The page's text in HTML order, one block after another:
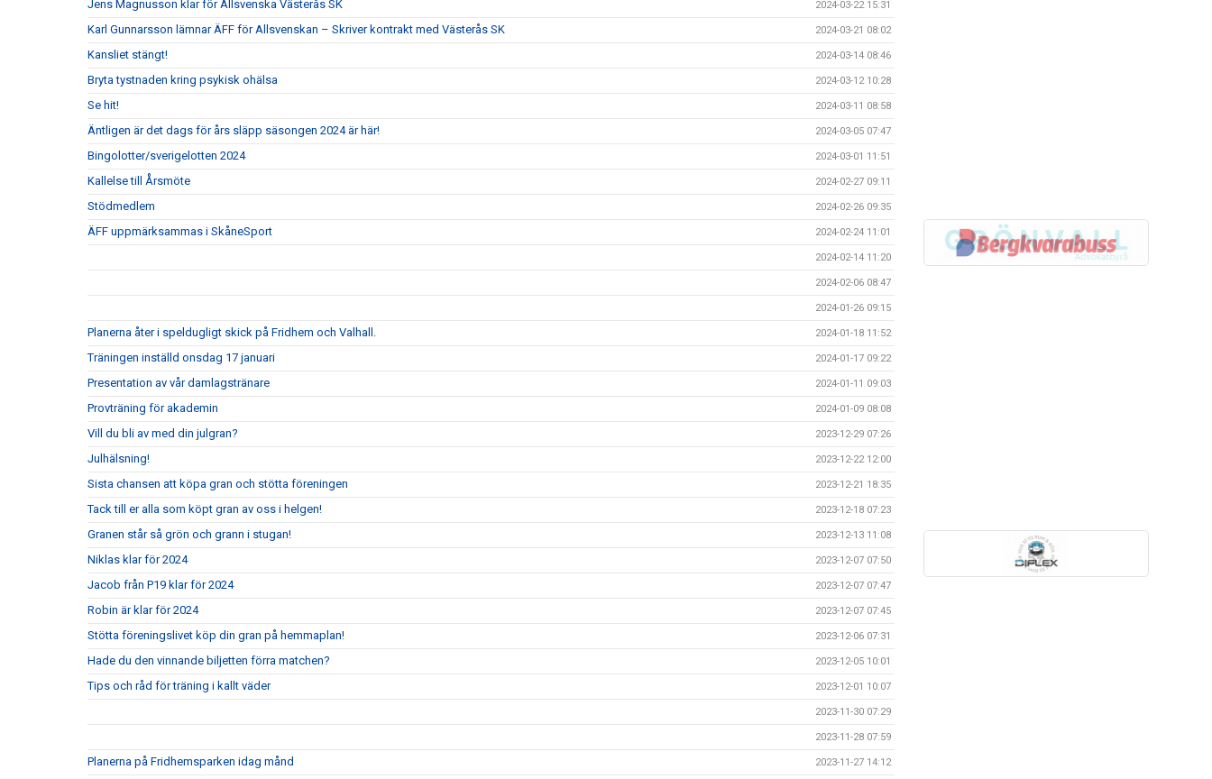
Jens Magnusson klar för Allsvenska Västerås SK 2024-03-22 15:31
Karl Gunnarsson lämnar ÄFF för Allsvenskan – Skriver kontrakt med Västerås SK 2024-03-21 08:02
Kansliet stängt! 2024-03-14 08:46
Bryta tystnaden kring psykisk ohälsa 2024-03-12 10:28
Se hit! 2024-03-11 08:58
Äntligen är det dags för års släpp säsongen 2024 är här! 2024-03-05 07:47
Bingolotter/sverigelotten 2024 2024-03-01 11:51
Kallelse till Årsmöte 2024-02-27 09:11
Stödmedlem 2024-02-26 09:35
ÄFF uppmärksammas i SkåneSport 2024-02-24 11:01
2024-02-14 11:20
2024-02-06 08:47
2024-01-26 09:15
Planerna åter i speldugligt skick på Fridhem och Valhall. 2024-01-18 11:52
Träningen inställd onsdag 17 januari 2024-01-17 09:22
Presentation av vår damlagstränare 2024-01-11 09:03
Provträning för akademin 2024-01-09 08:08
Vill du bli av med din julgran? 2023-12-29 07:26
Julhälsning! 2023-12-22 12:00
Sista chansen att köpa gran och stötta föreningen 2023-12-21 18:35
Tack till er alla som köpt gran av oss i helgen! 2023-12-18 07:23
Granen står så grön och grann i stugan! 2023-12-13 11:08
Niklas klar för 2024 2023-12-07 07:50
Jacob från P19 klar för 2024 2023-12-07 07:47
Robin är klar för 2024 2023-12-07 07:45
Stötta föreningslivet köp din gran på hemmaplan! 2023-12-06 07:31
Hade du den vinnande biljetten förra matchen? 2023-12-05 10:01
Tips och råd för träning i kallt väder 2023-12-01 10:07
2023-11-30 07:29
2023-11-28 07:59
Planerna på Fridhemsparken idag månd 2023-11-27 14:12